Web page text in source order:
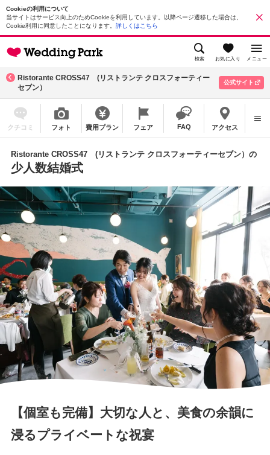
Cookieの利用について
当サイトはサービス向上のためCookieを利用しています。以降ページ遷移した場合は、
Cookie利用に同意したことになります。 詳しくはこちら
検索 お気に入り メニュー
Ristorante CROSS47 (リストランテ クロスフォーティー
セブン）
公式サイト
クチコミ フォト 費用プラン フェア FAQ アクセス
Ristorante CROSS47 (リストランテ クロスフォーティーセブン）の
少人数結婚式
【個室も完備】大切な人と、美食の余韻に
浸るプライベートな祝宴